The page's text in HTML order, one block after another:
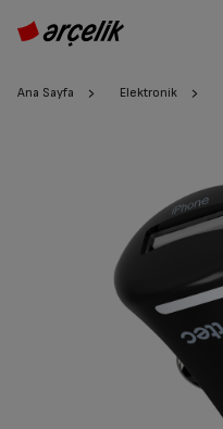
Ana Sayfa Elektronik